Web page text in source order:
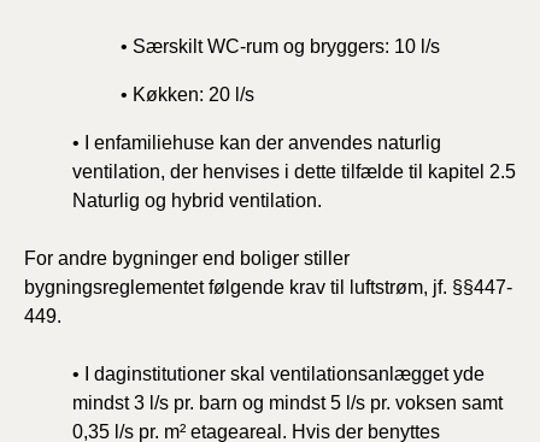
• Særskilt WC-rum og bryggers: 10 l/s
• Køkken: 20 l/s
• I enfamiliehuse kan der anvendes naturlig
ventilation, der henvises i dette tilfælde til kapitel 2.5
Naturlig og hybrid ventilation.
For andre bygninger end boliger stiller
bygningsreglementet følgende krav til luftstrøm, jf. §§447-
449.
• I daginstitutioner skal ventilationsanlægget yde
mindst 3 l/s pr. barn og mindst 5 l/s pr. voksen samt
0,35 l/s pr. m² etageareal. Hvis der benyttes